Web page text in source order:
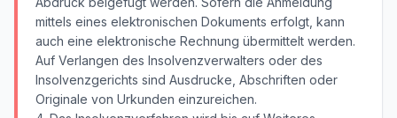
mittels eines elektronischen Dokuments erfolgt, kann
auch eine elektronische Rechnung übermittelt werden.
Auf Verlangen des Insolvenzverwalters oder des
Insolvenzgerichts sind Ausdrucke, Abschriften oder
Originale von Urkunden einzureichen.